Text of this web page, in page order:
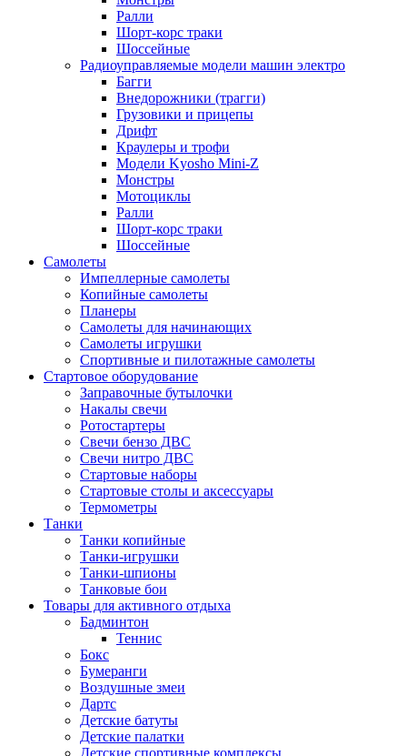
Ралли
Шорт-корс траки
Шоссейные
Радиоуправляемые модели машин электро
Багги
Внедорожники (трагги)
Грузовики и прицепы
Дрифт
Краулеры и трофи
Модели Kyosho Mini-Z
Монстры
Мотоциклы
Ралли
Шорт-корс траки
Шоссейные
Самолеты
Импеллерные самолеты
Копийные самолеты
Планеры
Самолеты для начинающих
Самолеты игрушки
Спортивные и пилотажные самолеты
Стартовое оборудование
Заправочные бутылочки
Накалы свечи
Ротостартеры
Свечи бензо ДВС
Свечи нитро ДВС
Стартовые наборы
Стартовые столы и аксессуары
Термометры
Танки
Танки копийные
Танки-игрушки
Танки-шпионы
Танковые бои
Товары для активного отдыха
Бадминтон
Теннис
Бокс
Бумеранги
Воздушные змеи
Дартс
Детские батуты
Детские палатки
Детские спортивные комплексы